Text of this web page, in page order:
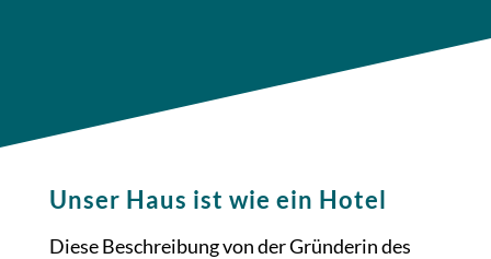
Unser Haus ist wie ein Hotel
Diese Beschreibung von der Gründerin des